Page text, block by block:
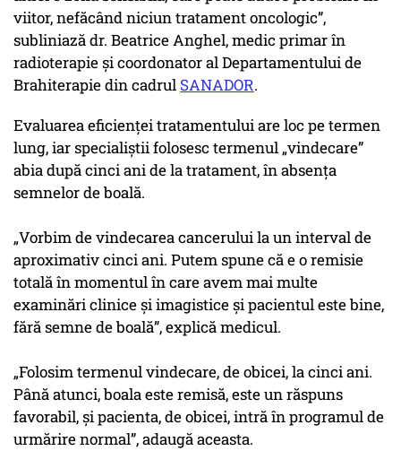
viitor, nefăcând niciun tratament oncologic”,
subliniază dr. Beatrice Anghel, medic primar în
radioterapie și coordonator al Departamentului de
Brahiterapie din cadrul SANADOR.
Evaluarea eficienței tratamentului are loc pe termen
lung, iar specialiștii folosesc termenul „vindecare”
abia după cinci ani de la tratament, în absența
semnelor de boală.
„Vorbim de vindecarea cancerului la un interval de
aproximativ cinci ani. Putem spune că e o remisie
totală în momentul în care avem mai multe
examinări clinice și imagistice și pacientul este bine,
fără semne de boală”, explică medicul.
„Folosim termenulvindecare, de obicei, la cinci ani.
Până atunci, boala este remisă, este un răspuns
favorabil, și pacienta, de obicei, intră în programul de
urmărire normal”, adaugă aceasta.